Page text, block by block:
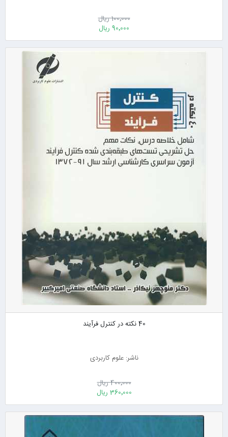
100٬000 ریال
90٬000 ریال
40 نکته در کنترل فرآیند
ناشر: علوم کاربردی
400٬000 ریال
360٬000 ریال